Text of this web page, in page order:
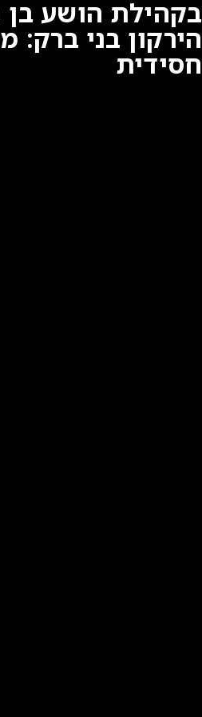
בקהילת הושע בן
הירקון בני ברק:
חסידית